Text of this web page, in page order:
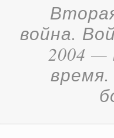
война.
2004
время.